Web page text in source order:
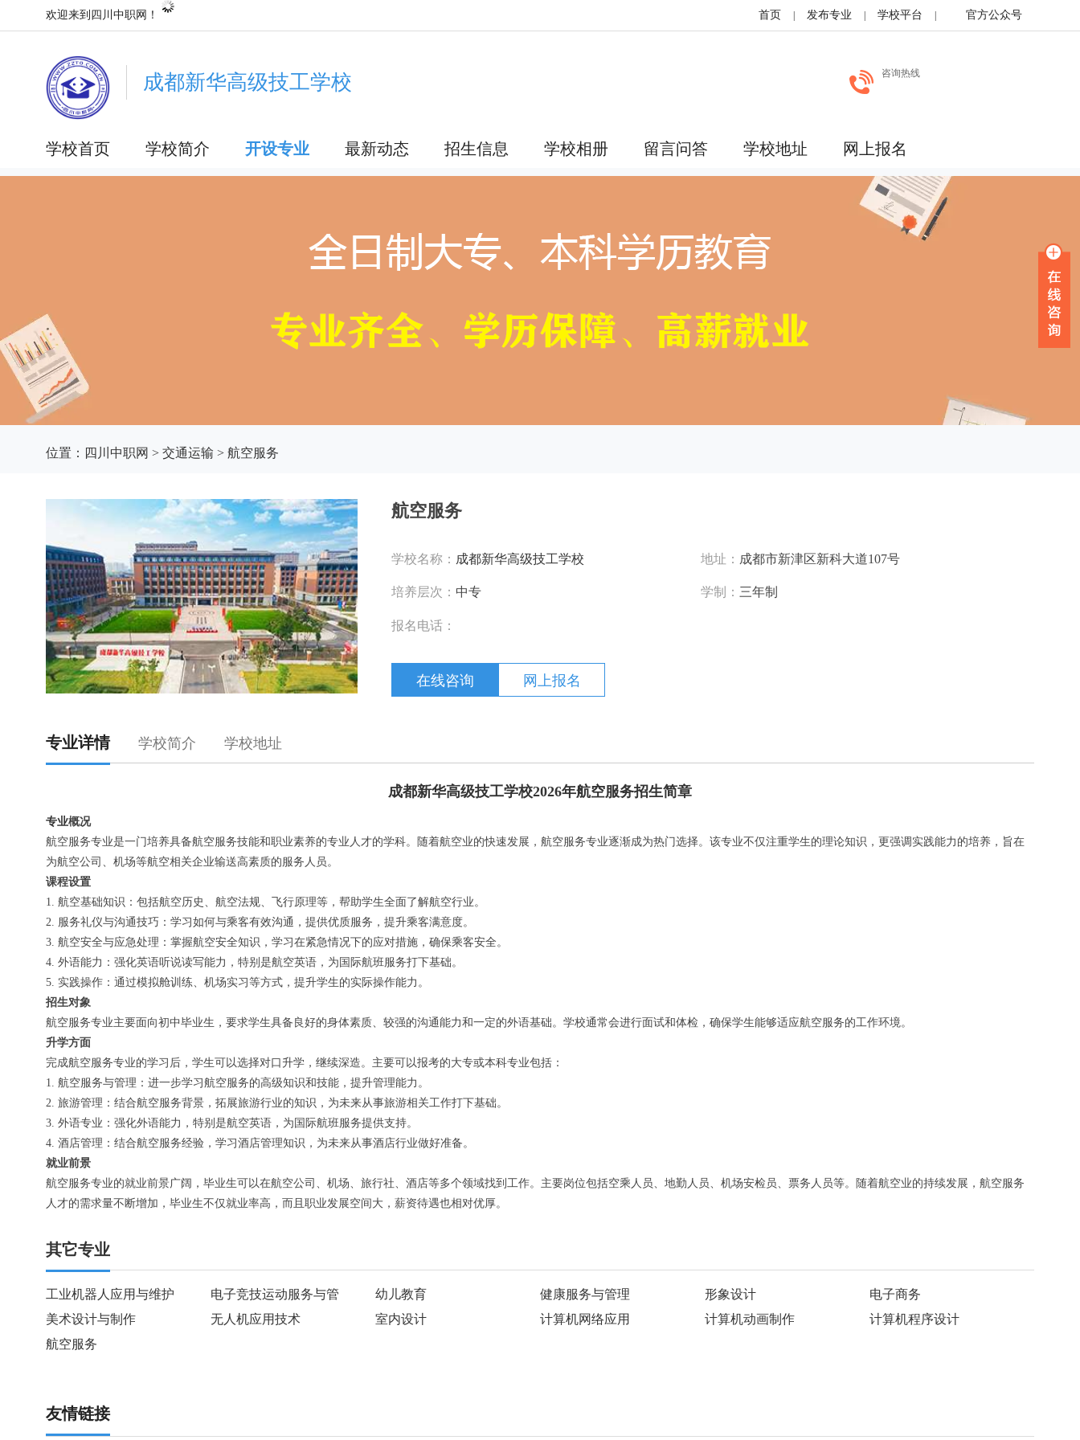
欢迎来到四川中职网！ 首页 发布专业 学校平台 官方公众号
成都新华高级技工学校 咨询热线
学校首页 学校简介 开设专业 最新动态 招生信息 学校相册 留言问答 学校地址 网上报名
位置： 四川中职网 > 交通运输 > 航空服务
航空服务
学校名称： 成都新华高级技工学校 地址： 成都市新津区新科大道107号
培养层次： 中专 学制： 三年制
报名电话：
网上报名
在线咨询
专业详情 学校简介 学校地址
成都新华高级技工学校2026年航空服务招生简章
专业概况
航空服务专业是一门培养具备航空服务技能和职业素养的专业人才的学科。随着航空业的快速发展，航空服务专业逐渐成为热门选择。该专业不仅注重学生的理论知识，更强调实践能力的培养，旨在
为航空公司、机场等航空相关企业输送高素质的服务人员。
课程设置
1. 航空基础知识：包括航空历史、航空法规、飞行原理等，帮助学生全面了解航空行业。
2. 服务礼仪与沟通技巧：学习如何与乘客有效沟通，提供优质服务，提升乘客满意度。
3. 航空安全与应急处理：掌握航空安全知识，学习在紧急情况下的应对措施，确保乘客安全。
4. 外语能力：强化英语听说读写能力，特别是航空英语，为国际航班服务打下基础。
5. 实践操作：通过模拟舱训练、机场实习等方式，提升学生的实际操作能力。
招生对象
航空服务专业主要面向初中毕业生，要求学生具备良好的身体素质、较强的沟通能力和一定的外语基础。学校通常会进行面试和体检，确保学生能够适应航空服务的工作环境。
升学方面
完成航空服务专业的学习后，学生可以选择对口升学，继续深造。主要可以报考的大专或本科专业包括：
1. 航空服务与管理：进一步学习航空服务的高级知识和技能，提升管理能力。
2. 旅游管理：结合航空服务背景，拓展旅游行业的知识，为未来从事旅游相关工作打下基础。
3. 外语专业：强化外语能力，特别是航空英语，为国际航班服务提供支持。
4. 酒店管理：结合航空服务经验，学习酒店管理知识，为未来从事酒店行业做好准备。
就业前景
航空服务专业的就业前景广阔，毕业生可以在航空公司、机场、旅行社、酒店等多个领域找到工作。主要岗位包括空乘人员、地勤人员、机场安检员、票务人员等。随着航空业的持续发展，航空服务
人才的需求量不断增加，毕业生不仅就业率高，而且职业发展空间大，薪资待遇也相对优厚。
其它专业
工业机器人应用与维护 电子竞技运动服务与管 幼儿教育 健康服务与管理 形象设计
电子商务
美术设计与制作
无人机应用技术 室内设计 计算机网络应用 计算机动画制作
计算机程序设计
航空服务
友情链接